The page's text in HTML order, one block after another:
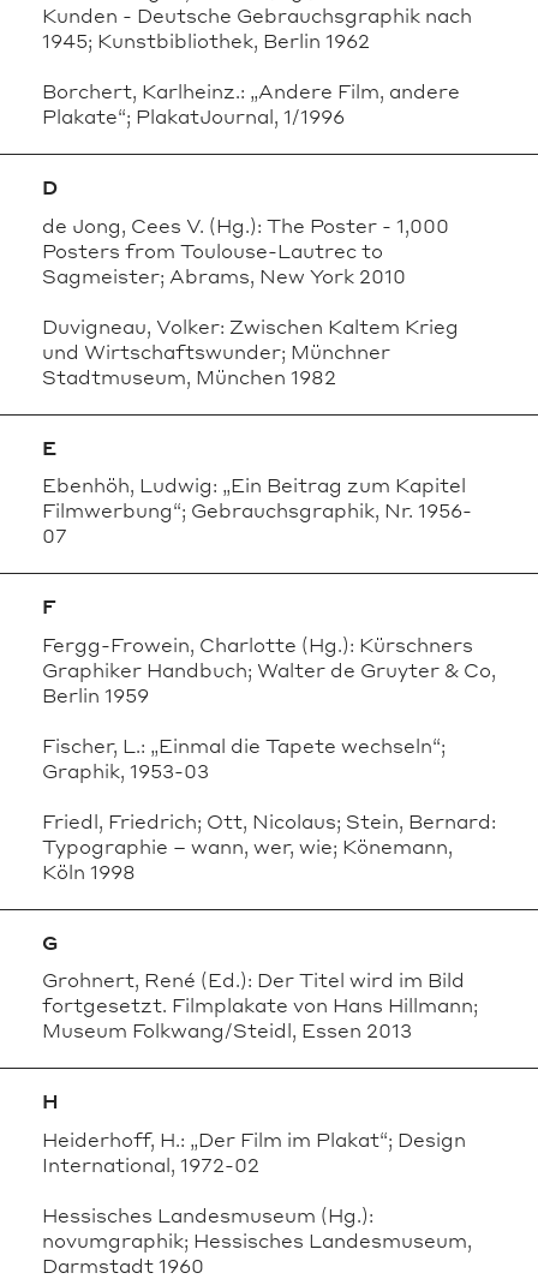
Kunden - Deutsche Gebrauchsgraphik nach
1945; Kunstbibliothek, Berlin 1962
Borchert, Karlheinz.: „Andere Film, andere
Plakate“; PlakatJournal, 1/1996
D
de Jong, Cees V. (Hg.): The Poster - 1,000
Posters from Toulouse-Lautrec to
Sagmeister; Abrams, New York 2010
Duvigneau, Volker: Zwischen Kaltem Krieg
und Wirtschaftswunder; Münchner
Stadtmuseum, München 1982
E
Ebenhöh, Ludwig: „Ein Beitrag zum Kapitel
Filmwerbung“; Gebrauchsgraphik, Nr. 1956-
07
F
Fergg-Frowein, Charlotte (Hg.): Kürschners
Graphiker Handbuch; Walter de Gruyter & Co,
Berlin 1959
Fischer, L.: „Einmal die Tapete wechseln“;
Graphik, 1953-03
Friedl, Friedrich; Ott, Nicolaus; Stein, Bernard:
Typographie – wann, wer, wie; Könemann,
Köln 1998
G
Grohnert, René (Ed.): Der Titel wird im Bild
fortgesetzt. Filmplakate von Hans Hillmann;
Museum Folkwang/Steidl, Essen 2013
H
Heiderhoff, H.: „Der Film im Plakat“; Design
International, 1972-02
Hessisches Landesmuseum (Hg.):
novumgraphik; Hessisches Landesmuseum,
Darmstadt 1960